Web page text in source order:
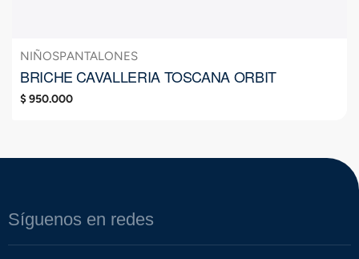
NIÑOSPANTALONES
BRICHE CAVALLERIA TOSCANA ORBIT
$950.000
Síguenos en redes